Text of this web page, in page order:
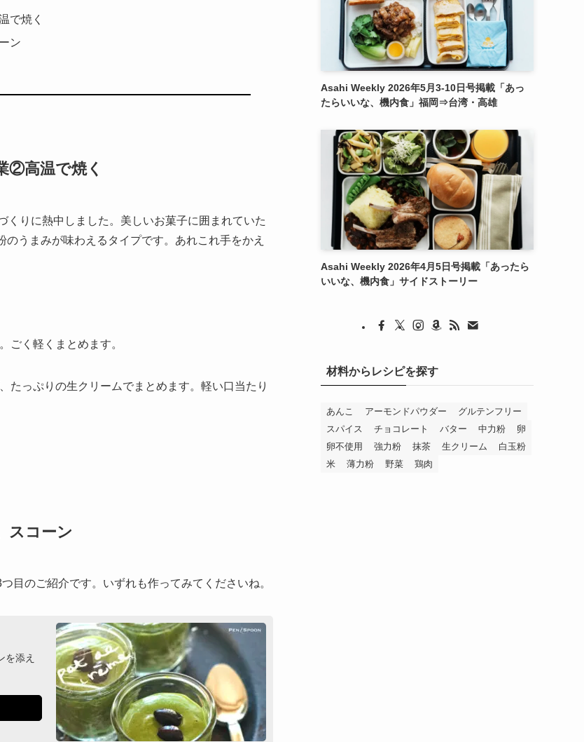
で焼く
ン
②高温で焼く
りに熱中しました。美しいお菓子に囲まれていた
うまみが味わえるタイプです。あれこれ手をかえ
ごく軽くまとめます。
たっぷりの生クリームでまとめます。軽い口当たり
スコーン
目のご紹介です。いずれも作ってみてくださいね。
を添え
Asahi Weekly 2026年5月3-10日号掲載「あっ
たらいいな、機内食」福岡⇒台湾・高雄
Asahi Weekly 2026年4月5日号掲載「あったら
いいな、機内食」サイドストーリー
材料からレシピを探す
あんこ アーモンドパウダー
グルテンフリー
スパイス
チョコレート バター 中力粉
卵
卵不使用
強力粉 抹茶 生クリーム
白玉粉
米
薄力粉 野菜 鶏肉